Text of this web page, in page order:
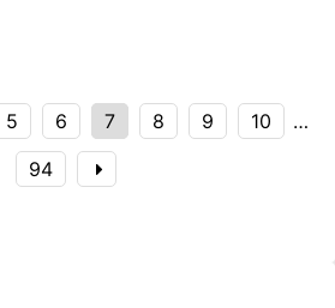
5 6 7 8 9 10
…
94